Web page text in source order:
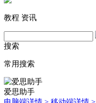
教程 资讯
搜索
常用搜索
爱思助手